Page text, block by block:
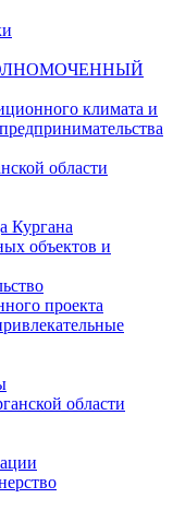
климата и
области
Кургана
объектов и
проекта
области